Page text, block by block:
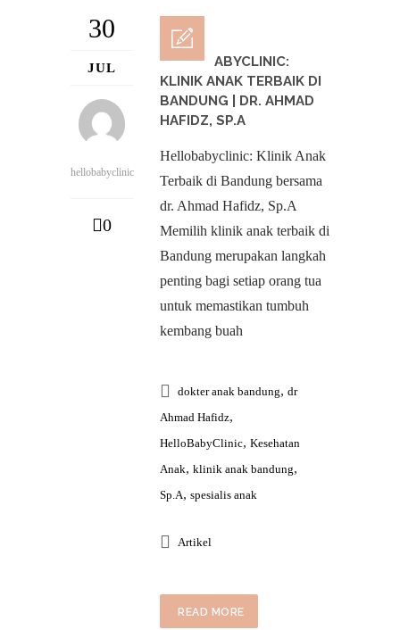
30
JUL
hellobabyclinic
0
HELLOBABYCLINIC:
KLINIK ANAK TERBAIK DI
BANDUNG | DR. AHMAD
HAFIDZ, SP.A
Hellobabyclinic: Klinik Anak
Terbaik di Bandung bersama
dr. Ahmad Hafidz, Sp.A
Memilih klinik anak terbaik di
Bandung merupakan langkah
penting bagi setiap orang tua
untuk memastikan tumbuh
kembang buah
dokter anak bandung, dr
Ahmad Hafidz,
HelloBabyClinic, Kesehatan
Anak, klinik anak bandung,
Sp.A, spesialis anak
Artikel
READ MORE